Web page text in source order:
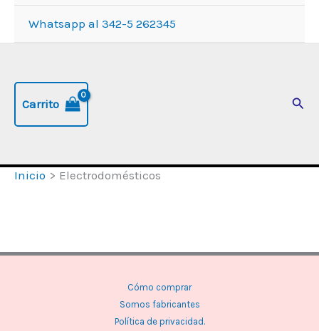
Whatsapp al 342-5 262345
Carrito
Inicio Electrodomésticos
Cómo comprar
Somos fabricantes
Política de privacidad.